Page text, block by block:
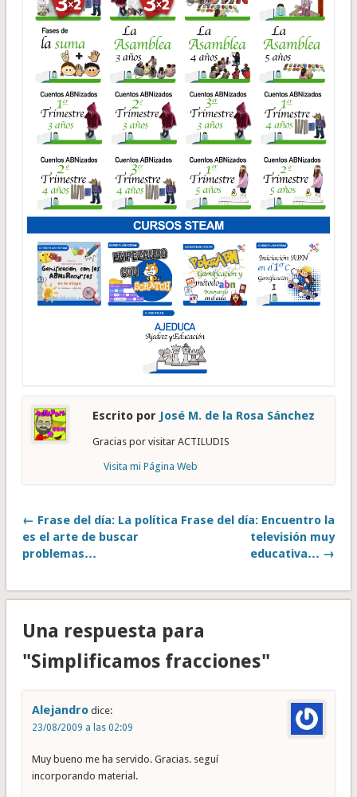
Escrito por José M. de la Rosa Sánchez
Gracias por visitar ACTILUDIS
Visita mi Página Web
← Frase del día: La política
es el arte de buscar
problemas…
Frase del día: Encuentro la
televisión muy
educativa… →
Una respuesta para
"Simplificamos fracciones"
Alejandro dice:
23/08/2009 a las 02:09
Muy bueno me ha servido. Gracias. seguí
incorporando material.